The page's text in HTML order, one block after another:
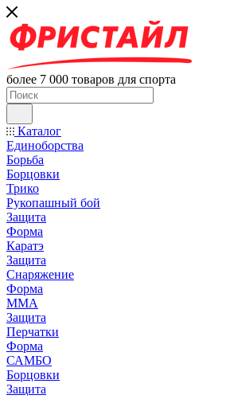
более 7 000 товаров для спорта
Каталог
Единоборства
Борьба
Борцовки
Трико
Рукопашный бой
Защита
Форма
Каратэ
Защита
Снаряжение
Форма
ММА
Защита
Перчатки
Форма
САМБО
Борцовки
Защита